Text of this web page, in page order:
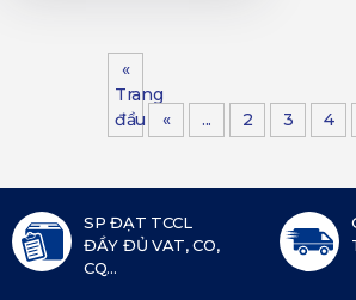
«
Trang
đầu
« ... 2 3 4
SP ĐẠT TCCL
ĐẦY ĐỦ VAT, CO,
CQ...